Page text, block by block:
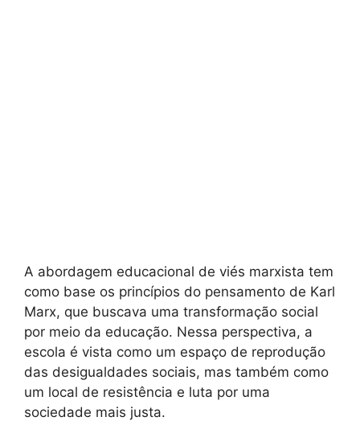
A abordagem educacional de viés marxista tem
como base os princípios do pensamento de Karl
Marx, que buscava uma transformação social
por meio da educação. Nessa perspectiva, a
escola é vista como um espaço de reprodução
das desigualdades sociais, mas também como
um local de resistência e luta por uma
sociedade mais justa.